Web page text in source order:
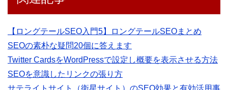
【ロングテールSEO入門5】ロングテールSEOまとめ
SEOの素朴な疑問20個に答えます
Twitter CardsをWordPressで設定し概要を表示させる方法
SEOを意識したリンクの張り方